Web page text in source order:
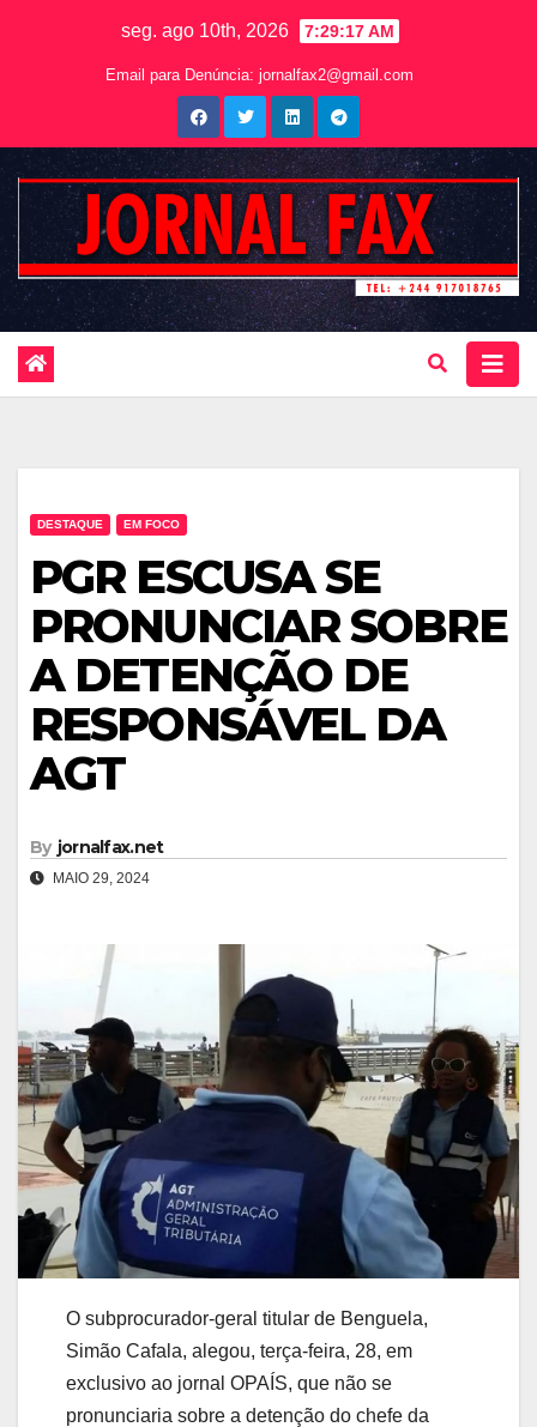
seg. ago 10th, 2026 7:29:19 AM
Email para Denúncia: jornalfax2@gmail.com
DESTAQUE EM FOCO
PGR ESCUSA SE
PRONUNCIAR SOBRE
A DETENÇÃO DE
RESPONSÁVEL DA
AGT
By jornalfax.net
MAIO 29, 2024
O subprocurador-geral titular de Benguela,
Simão Cafala, alegou, terça-feira, 28, em
exclusivo ao jornal OPAÍS, que não se
pronunciaria sobre a detenção do chefe da